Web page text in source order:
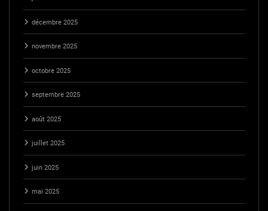
décembre 2025
novembre 2025
octobre 2025
septembre 2025
août 2025
juillet 2025
juin 2025
mai 2025